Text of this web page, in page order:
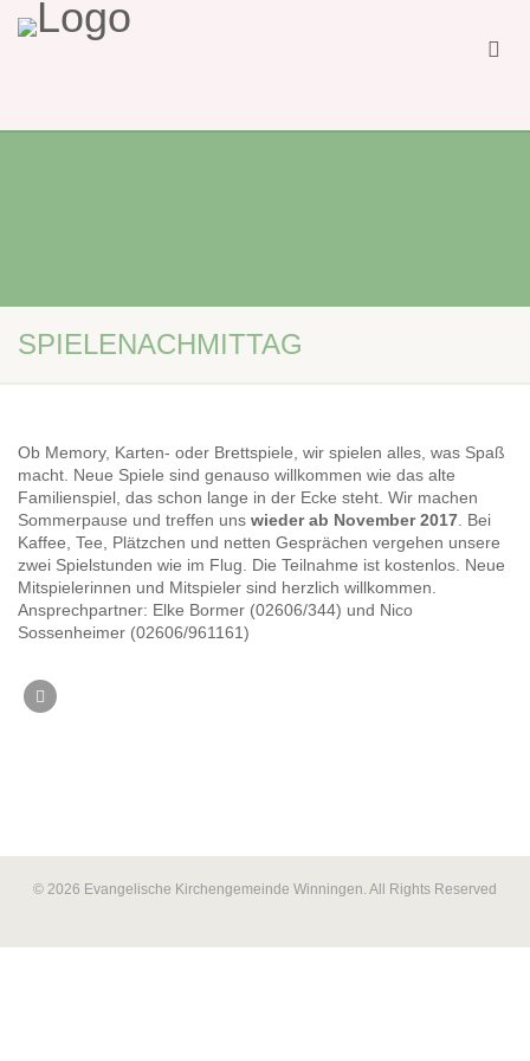
SPIELENACHMITTAG
Ob Memory, Karten- oder Brettspiele, wir spielen alles, was Spaß
macht. Neue Spiele sind genauso willkommen wie das alte
Familienspiel, das schon lange in der Ecke steht. Wir machen
Sommerpause und treffen uns wieder ab November 2017 . Bei
Kaffee, Tee, Plätzchen und netten Gesprächen vergehen unsere
zwei Spielstunden wie im Flug. Die Teilnahme ist kostenlos. Neue
Mitspielerinnen und Mitspieler sind herzlich willkommen.
Ansprechpartner: Elke Bormer (02606/344) und Nico
Sossenheimer (02606/961161)
© 2026 Evangelische Kirchengemeinde Winningen. All Rights Reserved